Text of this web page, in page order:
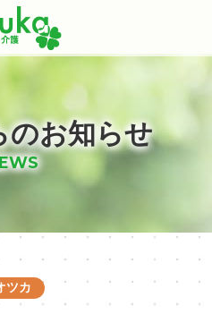
のお知らせ
ツカ